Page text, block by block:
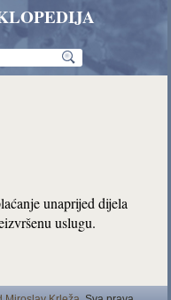
unaprijed dijela
uslugu.